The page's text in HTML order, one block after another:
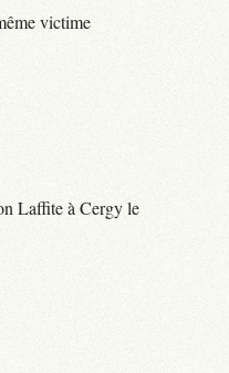
victime
Laffite à Cergy le